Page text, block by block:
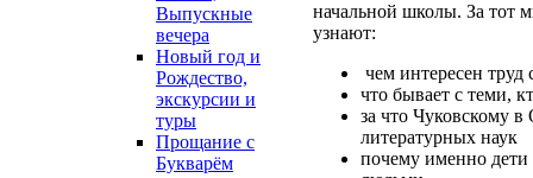
Выпускные
вечера
Новый год и
Рождество,
экскурсии и
туры
Прощание с
Букварём
начальной школы. За тот
узнают:
чем интересен труд
что бывает с теми,
за что Чуковскому в
литературных наук
почему именно